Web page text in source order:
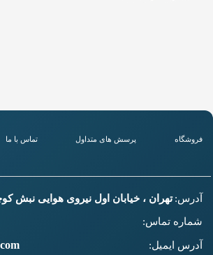
فروشگاه پرسش های متداول تماس با ما
آدرس: تهران ، خیابان اول نیروی هوایی نبش
شماره تماس:
آدرس ایمیل: